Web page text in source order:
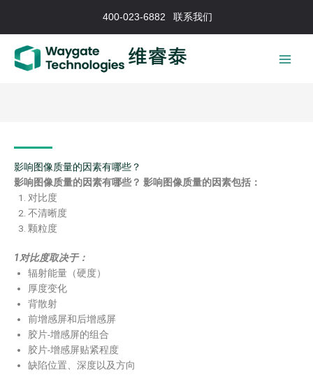
内
400-023-6882 联系我们
影响图像质量的因素有哪些？
影响图像质量的因素有哪些？ 影响图像质量的因素包括：
对比度
不清晰度
颗粒度
1对比度取决于：
辐射能量（硬度）
厚度变化
背散射
前增感屏和后增感屏
胶片-增感屏的组合
胶片-增感屏贴紧程度
缺陷位置、深度以及方向